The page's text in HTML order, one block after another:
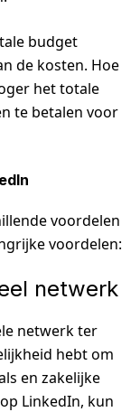
budget
de kosten. Hoe
het totale
te betalen voor
voordelen
voordelen:
netwerk
netwerk ter
hebt om
en zakelijke
LinkedIn, kun